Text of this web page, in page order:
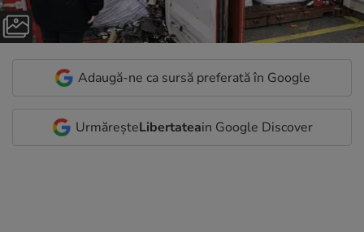
Adaugă-ne ca sursă preferată în Google
UrmăreșteLibertateain Google Discover